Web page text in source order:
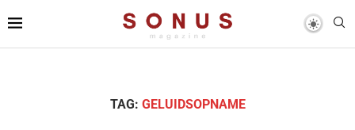
TAG: GELUIDSOPNAME